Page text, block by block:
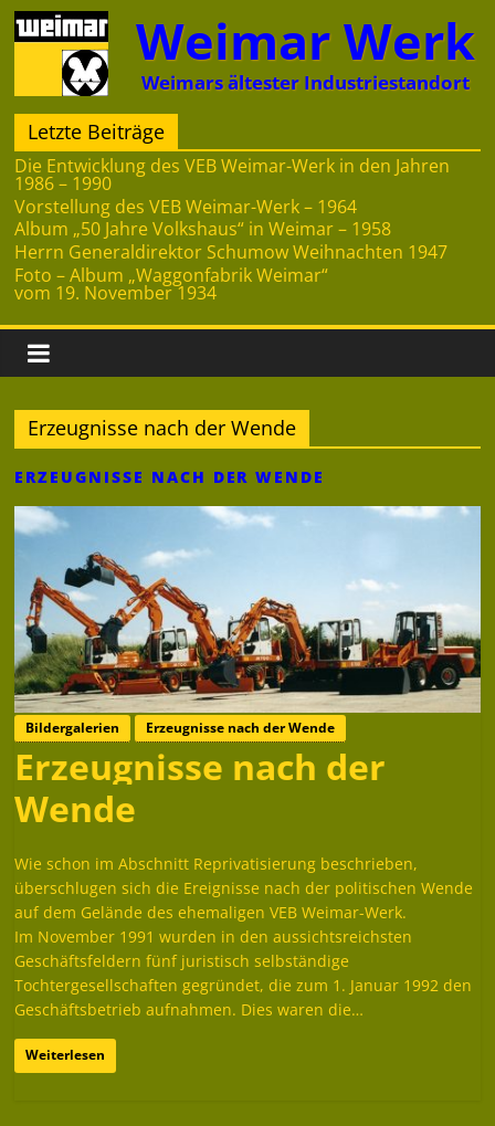
Zum
Inhalt
springen
Weimar Werk
Weimars ältester Industriestandort
Letzte Beiträge
Die Entwicklung des VEB Weimar-Werk in den Jahren
1986 – 1990
Vorstellung des VEB Weimar-Werk – 1964
Album „50 Jahre Volkshaus“ in Weimar – 1958
Herrn Generaldirektor Schumow Weihnachten 1947
Foto – Album „Waggonfabrik Weimar“
vom 19. November 1934
Erzeugnisse nach der Wende
ERZEUGNISSE NACH DER WENDE
Bildergalerien Erzeugnisse nach der Wende
Erzeugnisse nach der
Wende
Wie schon im Abschnitt Reprivatisierung beschrieben,
überschlugen sich die Ereignisse nach der politischen Wende
auf dem Gelände des ehemaligen VEB Weimar-Werk.
Im November 1991 wurden in den aussichtsreichsten
Geschäftsfeldern fünf juristisch selbständige
Tochtergesellschaften gegründet, die zum 1. Januar 1992 den
Geschäftsbetrieb aufnahmen. Dies waren die…
Weiterlesen